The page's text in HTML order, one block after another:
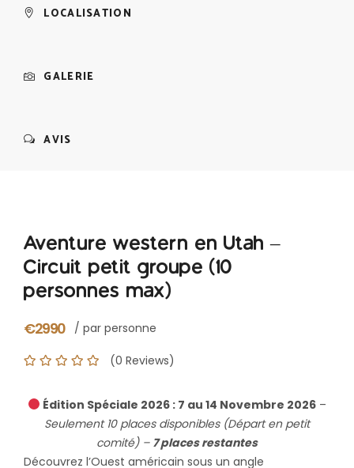
LOCALISATION
GALERIE
AVIS
Aventure western en Utah –
Circuit petit groupe (10
personnes max)
€2990 / par personne
(0 Reviews)
Édition Spéciale 2026 : 7 au 14 Novembre 2026 –
Seulement 10 places disponibles (Départ en petit
comité) – 7 places restantes
Découvrez l’Ouest américain sous un angle